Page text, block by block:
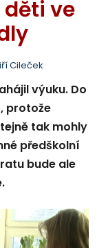
ve
Cileček
výuku. Do
protože
tak mohly
předškolní
bude ale